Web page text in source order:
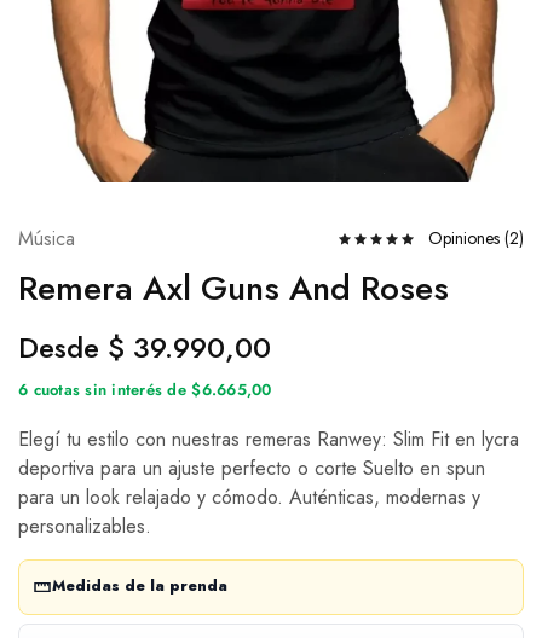
Música Opiniones (2)
Remera Axl Guns And Roses
Desde $ 39.990,00
6 cuotas sin interés de $6.665,00
Elegí tu estilo con nuestras remeras Ranwey: Slim Fit en lycra
deportiva para un ajuste perfecto o corte Suelto en spun
para un look relajado y cómodo. Auténticas, modernas y
personalizables.
Medidas de la prenda